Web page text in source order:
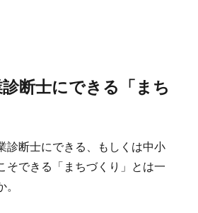
診断士にできる「まち
診断士にできる、もしくは中小
そできる「まちづくり」とは一